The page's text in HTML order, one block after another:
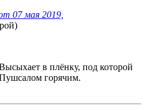
07 мая 2019,
в плёнку, под которой
горячим.